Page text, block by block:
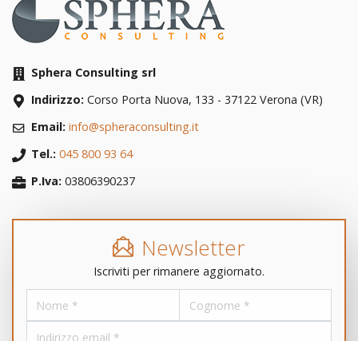
Sphera Consulting srl
Indirizzo: Corso Porta Nuova, 133 - 37122 Verona (VR)
Email: info@spheraconsulting.it
Tel.: 045 800 93 64
P.Iva: 03806390237
Newsletter
Iscriviti per rimanere aggiornato.